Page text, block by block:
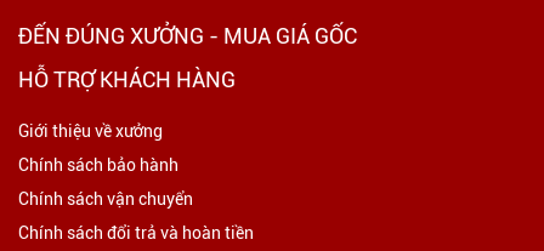
ĐẾN ĐÚNG XƯỞNG - MUA GIÁ GỐC
HỖ TRỢ KHÁCH HÀNG
Giới thiệu về xưởng
Chính sách bảo hành
Chính sách vận chuyển
Chính sách đổi trả và hoàn tiền